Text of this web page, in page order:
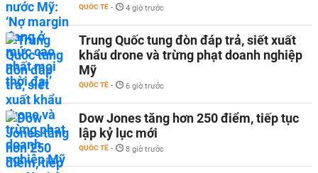
QUỐC TẾ - 4 giờ trước
Trung Quốc tung đòn đáp trả, siết xuất
khẩu drone và trừng phạt doanh nghiệp
Mỹ
QUỐC TẾ - 6 giờ trước
Dow Jones tăng hơn 250 điểm, tiếp tục
lập kỷ lục mới
QUỐC TẾ - 8 giờ trước